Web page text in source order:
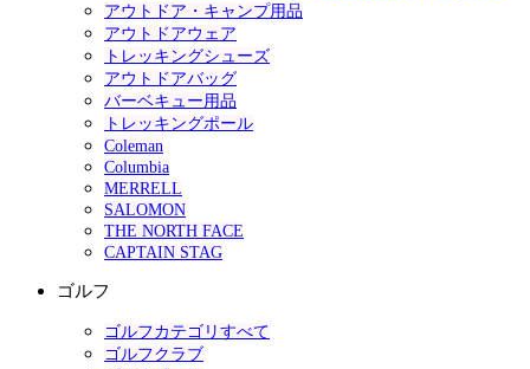
アウトドア・キャンプ用品
アウトドアウェア
トレッキングシューズ
アウトドアバッグ
バーベキュー用品
トレッキングポール
Coleman
Columbia
MERRELL
SALOMON
THE NORTH FACE
CAPTAIN STAG
ゴルフ
ゴルフカテゴリすべて
ゴルフクラブ